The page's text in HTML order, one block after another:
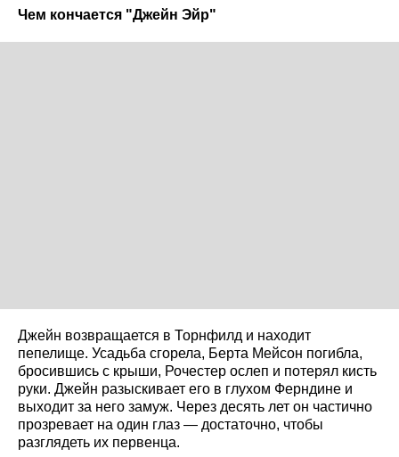
Чем кончается "Джейн Эйр"
Джейн возвращается в Торнфилд и находит
пепелище. Усадьба сгорела, Берта Мейсон погибла,
бросившись с крыши, Рочестер ослеп и потерял кисть
руки. Джейн разыскивает его в глухом Ферндине и
выходит за него замуж. Через десять лет он частично
прозревает на один глаз — достаточно, чтобы
разглядеть их первенца.